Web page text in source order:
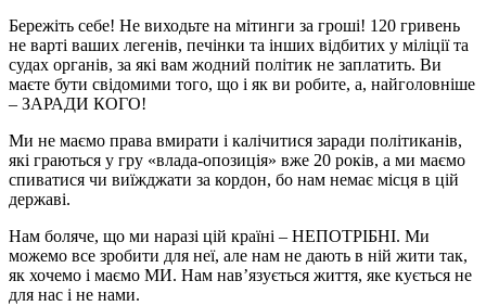
Бережіть себе! Не виходьте на мітинги за гроші! 120 гривень
не варті ваших легенів, печінки та інших відбитих у міліції та
судах органів, за які вам жодний політик не заплатить. Ви
маєте бути свідомими того, що і як ви робите, а, найголовніше
– ЗАРАДИ КОГО!
Ми не маємо права вмирати і калічитися заради політиканів,
які граються у гру «влада-опозиція» вже 20 років, а ми маємо
спиватися чи виїжджати за кордон, бо нам немає місця в цій
державі.
Нам боляче, що ми наразі цій країні – НЕПОТРІБНІ. Ми
можемо все зробити для неї, але нам не дають в ній жити так,
як хочемо і маємо МИ. Нам нав’язується життя, яке кується не
для нас і не нами.